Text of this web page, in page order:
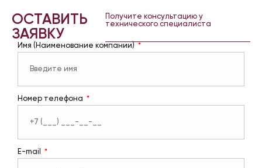
ОСТАВИТЬ
ЗАЯВКУ
Получите консультацию у
технического специалиста
Имя (Наименование компании)
Номер телефона
E-mail